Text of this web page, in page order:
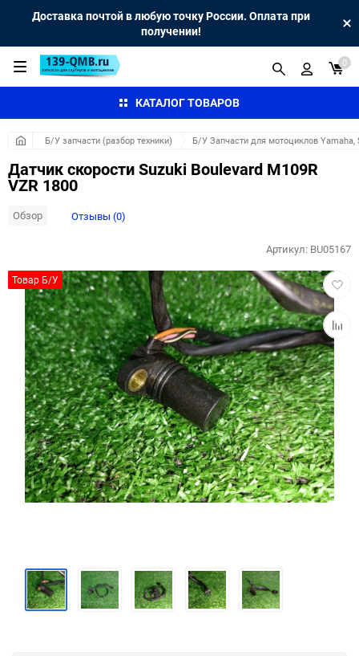
Доставка почтой в любую точку России. Оплата при
получении!
КАТАЛОГ ТОВАРОВ
0
Б/У запчасти (разбор техники) Б/У Запчасти для мотоциклов Yamaha,
Датчик скорости Suzuki Boulevard M109R
VZR 1800
Обзор Отзывы (0)
Товар Б/У
в
к
Артикул: BU05167